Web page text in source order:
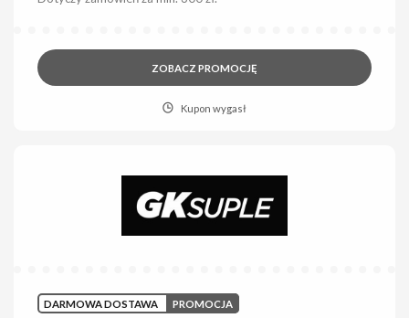
ZOBACZ PROMOCJĘ
Kupon wygasł
DARMOWA DOSTAWA PROMOCJA